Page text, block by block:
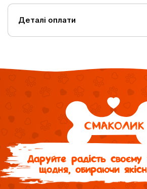
Деталі оплати
Даруйте радість
щодня, обираючи